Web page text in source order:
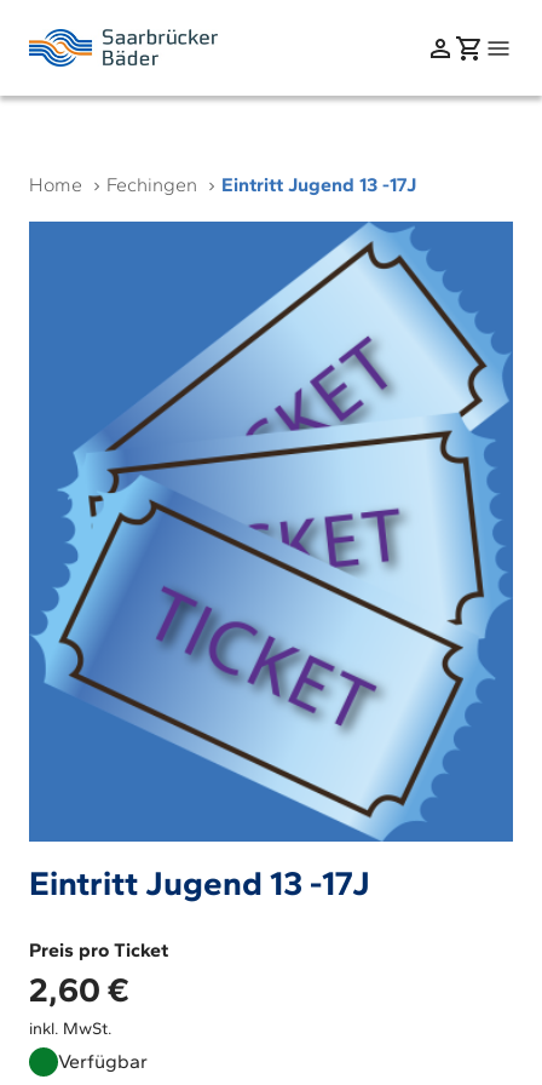
Home Fechingen Eintritt Jugend 13 -17J
Eintritt Jugend 13 -17J
Preis pro Ticket
2,60 €
inkl. MwSt.
Verfügbar